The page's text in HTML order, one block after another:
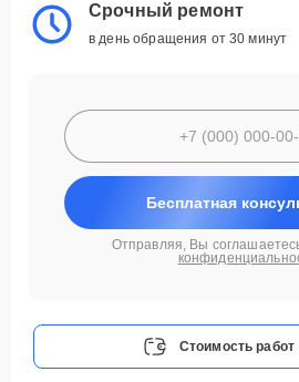
Срочный ремонт
в день обращения от 30 минут
Бесплатная
Отправляя, Вы
Стоимость работ